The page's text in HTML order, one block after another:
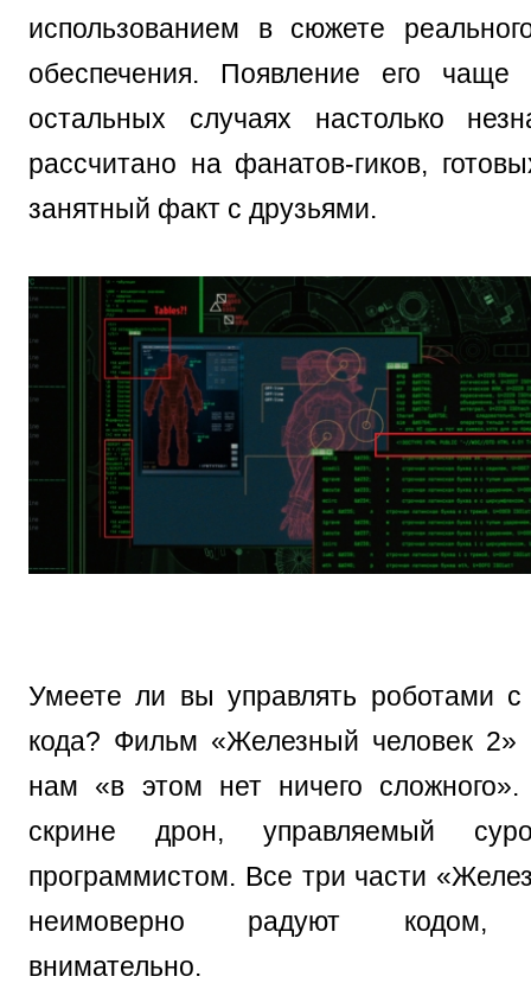
использованием в сюжете
обеспечения. Появление его
остальных случаях настолько
рассчитано на фанатов-гиков,
занятный факт с друзьями.
Умеете ли вы управлять роботами
кода? Фильм «Железный человек 2»
нам «в этом нет ничего
скрине дрон, управляемый
программистом. Все три части
неимоверно радуют кодом,
внимательно.